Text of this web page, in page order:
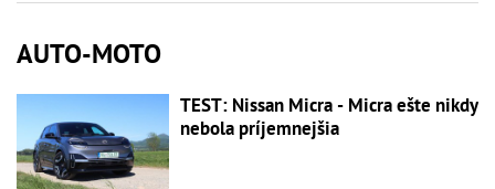
AUTO-MOTO
TEST: Nissan Micra - Micra ešte nikdy
nebola príjemnejšia